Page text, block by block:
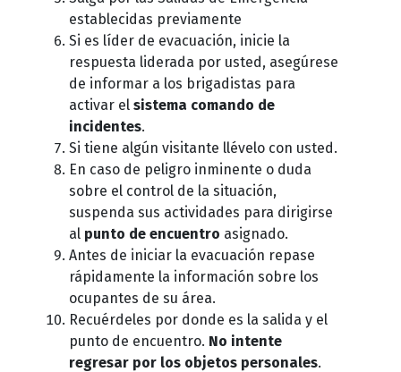
establecidas previamente
Si es líder de evacuación, inicie la
respuesta liderada por usted, asegúrese
de informar a los brigadistas para
activar el sistema comando de
incidentes.
Si tiene algún visitante llévelo con usted.
En caso de peligro inminente o duda
sobre el control de la situación,
suspenda sus actividades para dirigirse
al punto de encuentro asignado.
Antes de iniciar la evacuación repase
rápidamente la información sobre los
ocupantes de su área.
Recuérdeles por donde es la salida y el
punto de encuentro. No intente
regresar por los objetos personales.